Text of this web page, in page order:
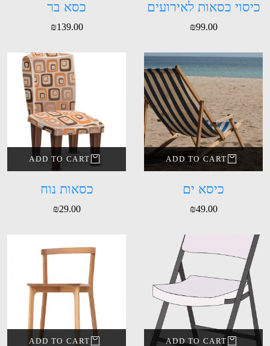
כיסוי כסאות לאירועים
₪99.00
כסא בר
₪139.00
ADD TO CART
כיסא ים
₪49.00
ADD TO CART
כסאות נוח
₪29.00
ADD TO CART
ADD TO CART